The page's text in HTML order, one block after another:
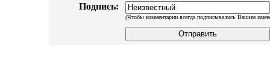
Подпись:
(Чтобы комментарии всегда подписывались Вашим